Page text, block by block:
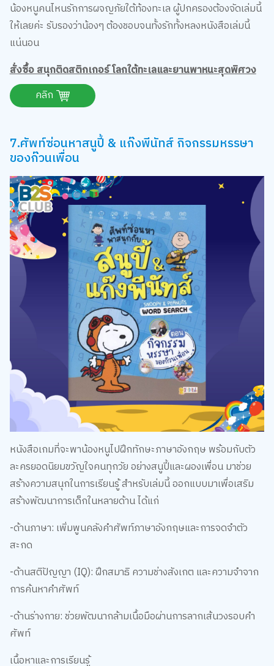
น้องหนูคนไหนรักการผจญภัยใต้ท้องทะเล ผู้ปกครองต้องจัดเล่มนี้
ให้เลยค่ะ รับรองว่าน้องๆ ต้องชอบจนทั้งรักทั้งหลงหนังสือเล่มนี้
แน่นอน
สั่งซื้อ สนุกติดสติกเกอร์ โลกใต้ทะเลและยานพาหนะสุดพิศวง
คลิก
7.ศัพท์ซ่อนหาสนูปี้ & แก๊งพีนัทส์ กิจกรรมหรรษา
ของก๊วนเพื่อน
หนังสือเกมที่จะพาน้องหนูไปฝึกทักษะภาษาอังกฤษ พร้อมกับตัว
ละครยอดนิยมขวัญใจคนทุกวัย อย่างสนูปี้และผองเพื่อน มาช่วย
สร้างความสนุกในการเรียนรู้ สำหรับเล่มนี้ ออกแบบมาเพื่อเสริม
สร้างพัฒนาการเด็กในหลายด้าน ได้แก่
-ด้านภาษา: เพิ่มพูนคลังคำศัพท์ภาษาอังกฤษและการจดจำตัว
สะกด
-ด้านสติปัญญา (IQ): ฝึกสมาธิ ความช่างสังเกต และความจำจาก
การค้นหาคำศัพท์
-ด้านร่างกาย: ช่วยพัฒนากล้ามเนื้อมือผ่านการลากเส้นวงรอบคำ
ศัพท์
เนื้อหาและการเรียนรู้